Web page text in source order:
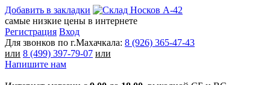
Добавить в закладки
самые низкие цены в интернете
Регистрация Вход
Для звонков по г.Махачкала: 8 (926) 365-47-43
или 8 (499) 397-79-07 или
Напишите нам